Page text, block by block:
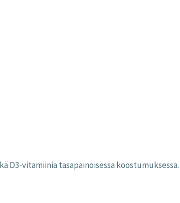
D3-vitamiinia tasapainoisessa koostumuksessa.